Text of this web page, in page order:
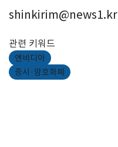
shinkirim@news1.kr
관련 키워드
엔비디아
증시·암호화폐